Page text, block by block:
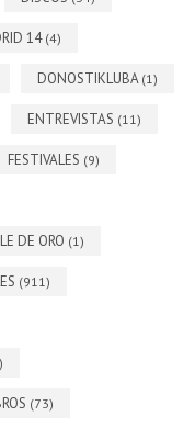
14(4)
DONOSTIKLUBA (1)
ENTREVISTAS (11)
FESTIVALES (9)
DE ORO (1)
(911)
(73)